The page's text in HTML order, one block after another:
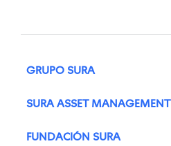
GRUPO SURA
SURA ASSET MANAGEMENT
FUNDACIÓN SURA